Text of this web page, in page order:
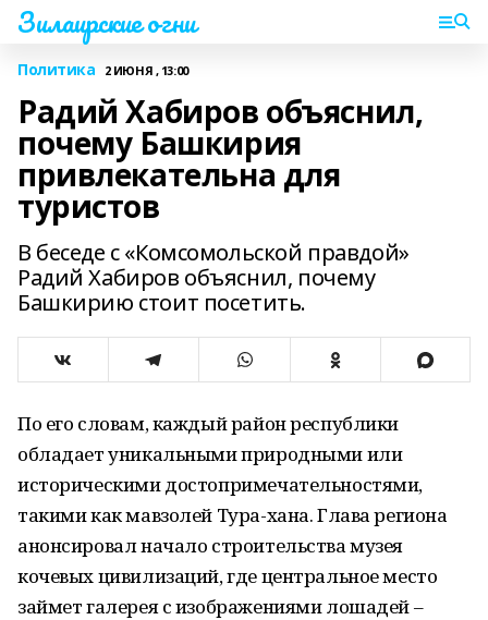
Зилаирские огни
Политика 2 ИЮНЯ , 13:00
Радий Хабиров объяснил,
почему Башкирия
привлекательна для
туристов
В беседе с «Комсомольской правдой»
Радий Хабиров объяснил, почему
Башкирию стоит посетить.
По его словам, каждый район республики
обладает уникальными природными или
историческими достопримечательностями,
такими как мавзолей Тура-хана. Глава региона
анонсировал начало строительства музея
кочевых цивилизаций, где центральное место
займет галерея с изображениями лошадей –